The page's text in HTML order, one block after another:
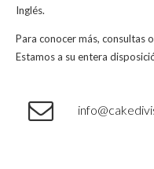
Inglés.
Para conocer más, consultas
Estamos a su entera